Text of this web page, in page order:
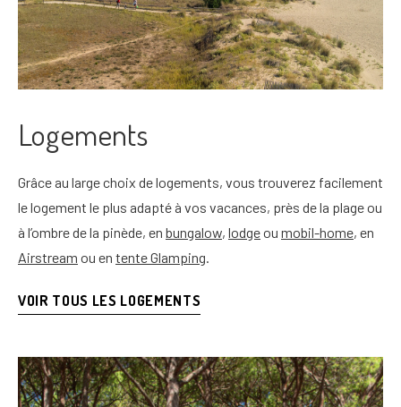
Logements
Grâce au large choix de logements, vous trouverez facilement
le logement le plus adapté à vos vacances, près de la plage ou
à l’ombre de la pinède, en bungalow, lodgeou mobil-home, en
Airstream ou en tente Glamping.
VOIR TOUS LES LOGEMENTS